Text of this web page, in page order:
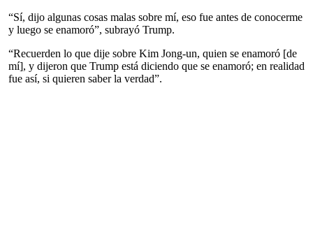
“Sí, dijo algunas cosas malas sobre mí, eso fue antes de conocerme
y luego se enamoró”, subrayó Trump.
“Recuerden lo que dije sobre Kim Jong-un, quien se enamoró [de
mí], y dijeron que Trump está diciendo que se enamoró; en realidad
fue así, si quieren saber la verdad”.